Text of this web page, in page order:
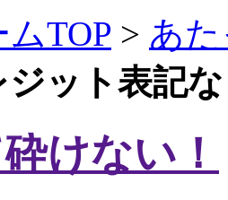
TOP > あ
ジット表記
けない！